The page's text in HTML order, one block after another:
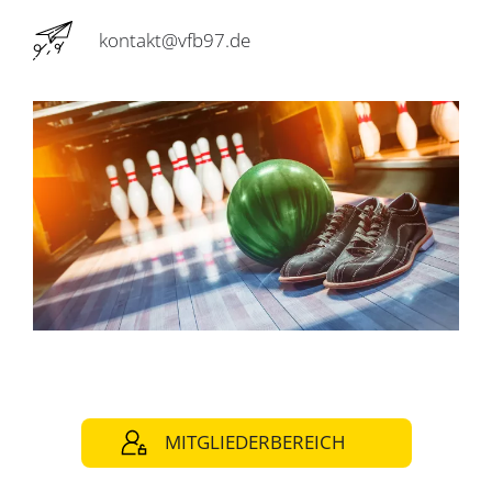
kontakt@vfb97.de
MITGLIEDERBEREICH